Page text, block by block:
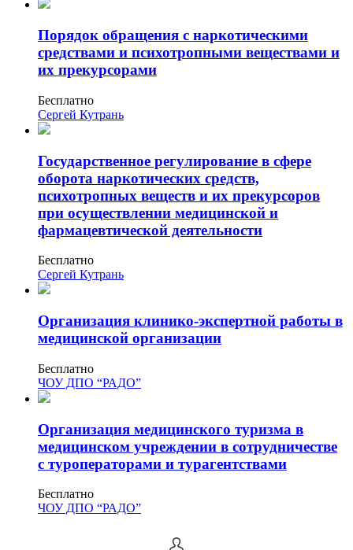
Порядок обращения с наркотическими
средствами и психотропными веществами и
их прекурсорами
Бесплатно
Сергей Кутрань
Государственное регулирование в сфере
оборота наркотических средств,
психотропных веществ и их прекурсоров
при осуществлении медицинской и
фармацевтической деятельности
Бесплатно
Сергей Кутрань
Организация клинико-экспертной работы в
медицинской организации
Бесплатно
ЧОУ ДПО “РАДО”
Организация медицинского туризма в
медицинском учреждении в сотрудничестве
с туроператорами и турагентствами
Бесплатно
ЧОУ ДПО “РАДО”